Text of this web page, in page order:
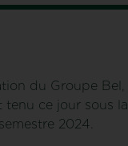
du Groupe
tenu ce jour sous
2024.